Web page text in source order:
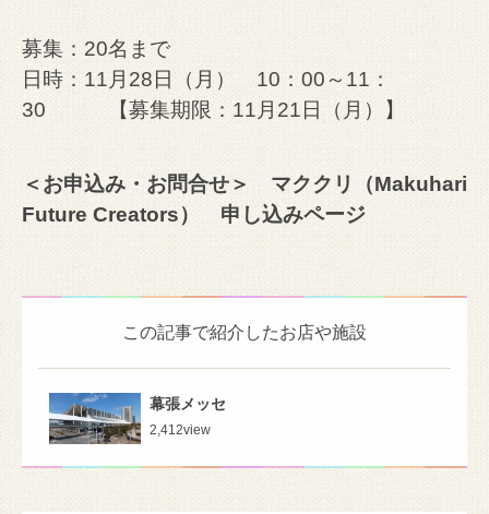
募集：20名まで
日時：11月28日（月） 10：00～11：
30 【募集期限：11月21日（月）】
＜お申込み・お問合せ＞ マククリ（Makuhari
Future Creators） 申し込みページ
この記事で紹介したお店や施設
幕張メッセ
2,412view